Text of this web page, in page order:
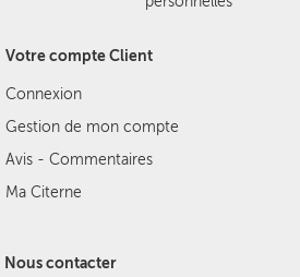
Votre compte Client
Connexion
Gestion de mon compte
Avis - Commentaires
Ma Citerne
Nous contacter